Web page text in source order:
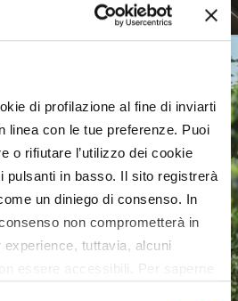
di profilazione al fine di inviarti
linea con le tue preferenze. Puoi
o rifiutare l’utilizzo dei cookie
pulsanti in basso. Il sito registrerà
un diniego di consenso. In
non comprometterà in
tuttavia, alcuni
essere accessibili. Per saperne